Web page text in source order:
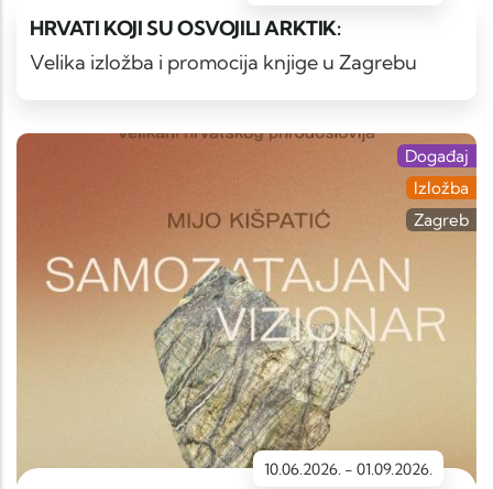
HRVATI KOJI SU OSVOJILI ARKTIK:
Velika izložba i promocija knjige u Zagrebu
10.06.2026. - 01.09.2026.
Događaj
Izložba
Zagreb